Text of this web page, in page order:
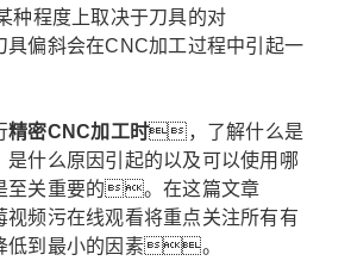
种程度上取决于刀具的对
偏斜会在CNC加工过程中引起一
精密CNC加工时，了解什么是
什么原因引起的以及可以使用哪
至关重要的。在这篇文章
污在线观看将重点关注所有有
低到最小的因素。